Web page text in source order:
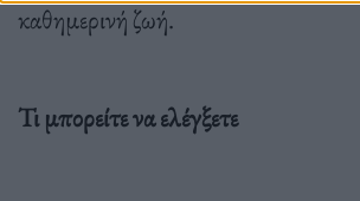
καθημερινή ζωή.
Τι μπορείτε να ελέγξετε